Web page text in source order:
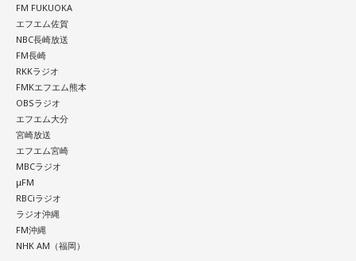
＜かつしかトリオ『SO-DAYONE !』全曲試聴会＞
配信日時：2026年8月7日（金）19:00～
出演：櫻井哲夫、神保 彰、向谷 実
※詳細は公式サイトをご確認ください
◆タワーレコードで応募抽選キャンペーン＆インストアイベ
ント開催
ニューアルバム『SO-DAYONE !』の発売を記念し、タワーレ
コードでは応募抽選キャンペーンと購入者特典企画を実施し
ます。また、2026年10月17日（土）には、タワーレコード
新宿店にて発売記念インストアイベントの開催も決定。櫻井
哲夫、神保 彰、向谷 実の3人がアルバムに込めた思いなどを
FM FUKUOKA
エフエム佐賀
NBC長崎放送
FM長崎
RKKラジオ
FMKエフエム熊本
OBSラジオ
エフエム大分
宮崎放送
エフエム宮崎
MBCラジオ
μFM
RBCiラジオ
ラジオ沖縄
FM沖縄
NHK AM（福岡）